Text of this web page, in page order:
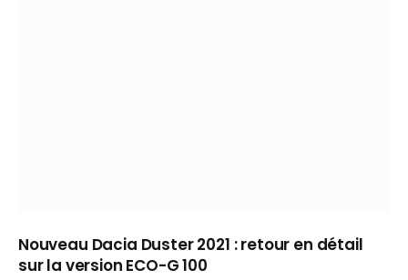
Nouveau Dacia Duster 2021 : retour en détail
sur la version ECO-G 100